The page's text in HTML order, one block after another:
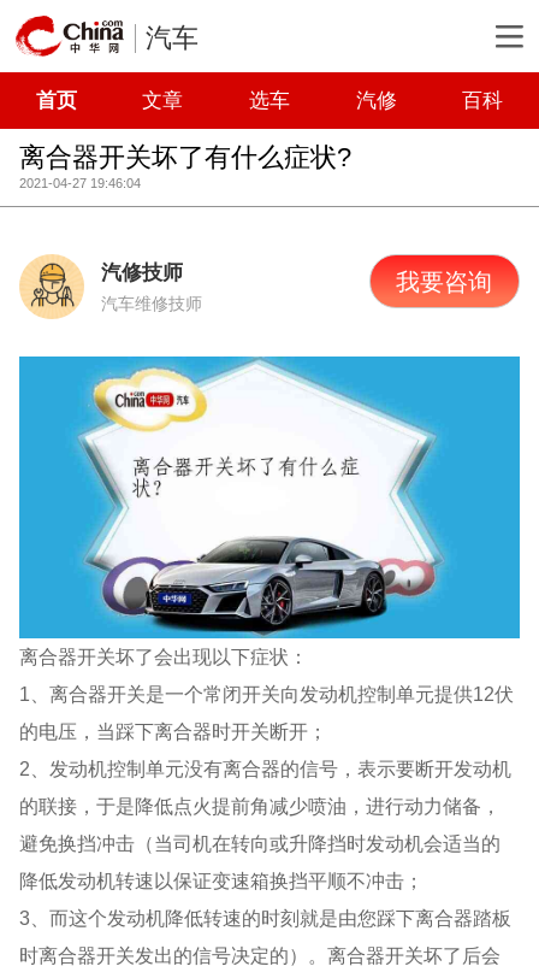
汽车
首页 文章 选车 汽修 百科
离合器开关坏了有什么症状?
2021-04-27 19:46:04
汽修技师
汽车维修技师
我要咨询
离合器开关坏了会出现以下症状：
1、离合器开关是一个常闭开关向发动机控制单元提供12伏
的电压，当踩下离合器时开关断开；
2、发动机控制单元没有离合器的信号，表示要断开发动机
的联接，于是降低点火提前角减少喷油，进行动力储备，
避免换挡冲击（当司机在转向或升降挡时发动机会适当的
降低发动机转速以保证变速箱换挡平顺不冲击；
3、而这个发动机降低转速的时刻就是由您踩下离合器踏板
时离合器开关发出的信号决定的）。离合器开关坏了后会